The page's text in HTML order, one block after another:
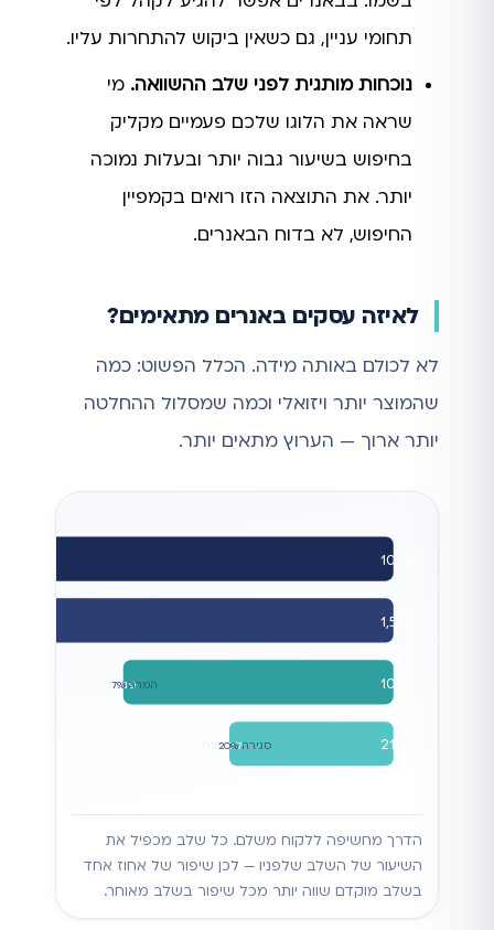
תחומי עניין, גם כשאין ביקוש להתחרות עליו.
נוכחות מותגית לפני שלב ההשוואה. מי
שראה את הלוגו שלכם פעמיים מקליק
בחיפוש בשיעור גבוה יותר ובעלות נמוכה
יותר. את התוצאה הזו רואים בקמפיין
החיפוש, לא בדוח הבאנרים.
לאיזה עסקים באנרים מתאימים?
לא לכולם באותה מידה. הכלל הפשוט: כמה
שהמוצר יותר ויזואלי וכמה שמסלול ההחלטה
יותר ארוך — הערוץ מתאים יותר.
10,000
1,500
105 פניותהמרה 7%
21 לקוחותסגירה 20%
הדרך מחשיפה ללקוח משלם. כל שלב מכפיל את
השיעור של השלב שלפניו — לכן שיפור של אחוז אחד
בשלב מוקדם שווה יותר מכל שיפור בשלב מאוחר.